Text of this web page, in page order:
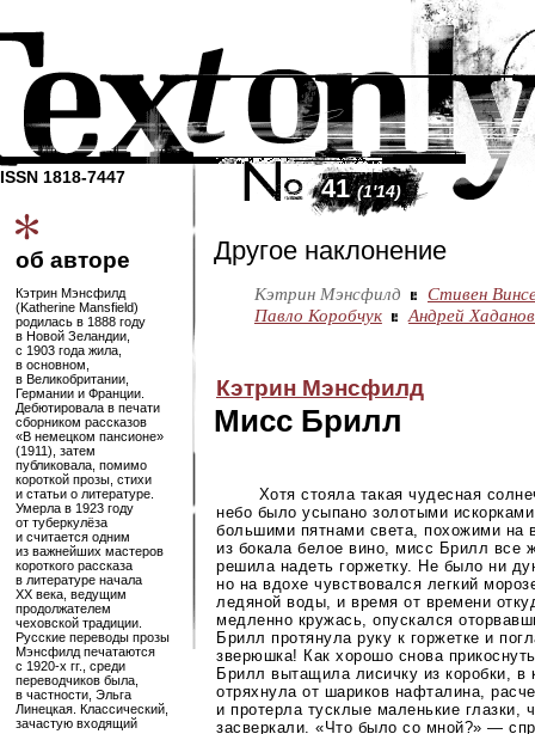
ISSN 1818-7447
об авторе
Кэтрин Мэнсфилд
(Katherine Mansfield)
родилась в 1888 году
в Новой Зеландии,
с 1903 года жила,
в основном,
в Великобритании,
Германии и Франции.
Дебютировала в печати
сборником рассказов
«В немецком пансионе»
(1911), затем
публиковала, помимо
короткой прозы, стихи
и статьи о литературе.
Умерла в 1923 году
от туберкулёза
и считается одним
из важнейших мастеров
короткого рассказа
в литературе начала
XX века, ведущим
продолжателем
чеховской традиции.
Русские переводы прозы
Мэнсфилд печатаются
с 1920-х гг., среди
переводчиков была,
в частности, Эльга
Линецкая. Классический,
зачастую входящий
41(1'14)
Другое наклонение
Кэтрин Мэнсфилд
Стивен
Павло Коробчук
Андрей
Кэтрин Мэнсфилд
Мисс Брилл
Хотя стояла такая чудесная
небо было усыпано золотыми
большими пятнами света, похожими на
из бокала белое вино, мисс Брилл все
решила надеть горжетку. Не было ни
но на вдохе чувствовался легкий
ледяной воды, и время от времени
медленно кружась, опускался
Брилл протянула руку к горжетке и
зверюшка! Как хорошо снова
Брилл вытащила лисичку из коробки, в
отряхнула от шариков нафталина,
и протерла тусклые маленькие глазки,
засверкали. «Что было со мной?» —